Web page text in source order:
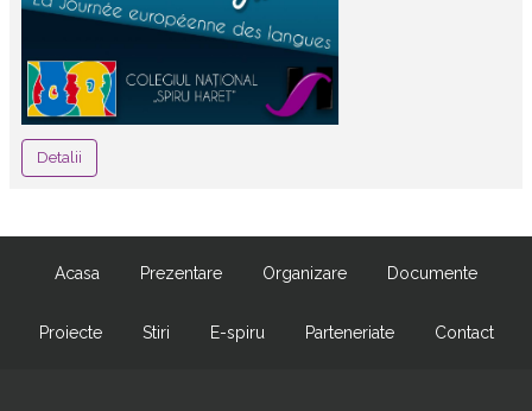
Detalii
Acasa Prezentare Organizare Documente
Proiecte Stiri E-spiru Parteneriate Contact